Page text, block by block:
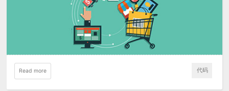
Read more 代码